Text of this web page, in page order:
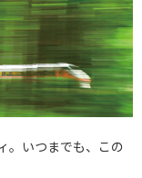
。いつまでも、この